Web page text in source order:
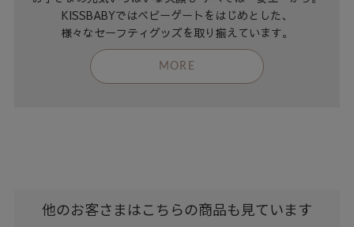
KISSBABYではベビーゲートをはじめとした、
様々なセーフティグッズを取り揃えています。
MORE
他のお客さまはこちらの商品も見ています